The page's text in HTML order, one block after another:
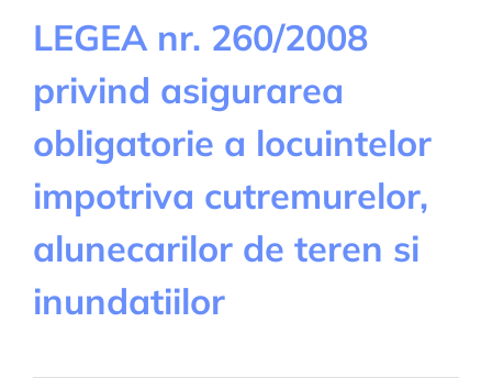
LEGEA nr. 260/2008
privind asigurarea
obligatorie a locuintelor
impotriva cutremurelor,
alunecarilor de teren si
inundatiilor